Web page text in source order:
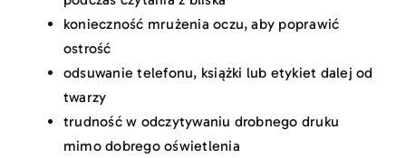
konieczność mrużenia oczu, aby poprawić
ostrość
odsuwanie telefonu, książki lub etykiet dalej od
twarzy
trudność w odczytywaniu drobnego druku
mimo dobrego oświetlenia